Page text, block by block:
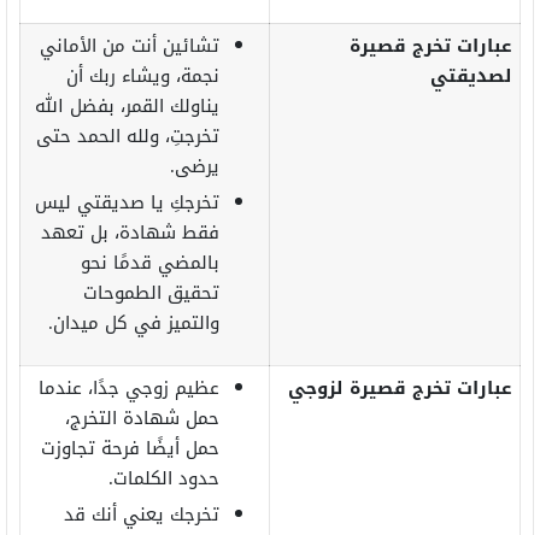
عبارات تخرج قصيرة
لصديقتي
تشائين أنت من الأماني
نجمة، ويشاء ربك أن
يناولك القمر، بفضل الله
تخرجتِ، ولله الحمد حتى
يرضى.
تخرجكِ يا صديقتي ليس
فقط شهادة، بل تعهد
بالمضي قدمًا نحو
تحقيق الطموحات
والتميز في كل ميدان.
عبارات تخرج قصيرة لزوجي
عظيم زوجي جدًا، عندما
حمل شهادة التخرج،
حمل أيضًا فرحة تجاوزت
حدود الكلمات.
تخرجك يعني أنك قد